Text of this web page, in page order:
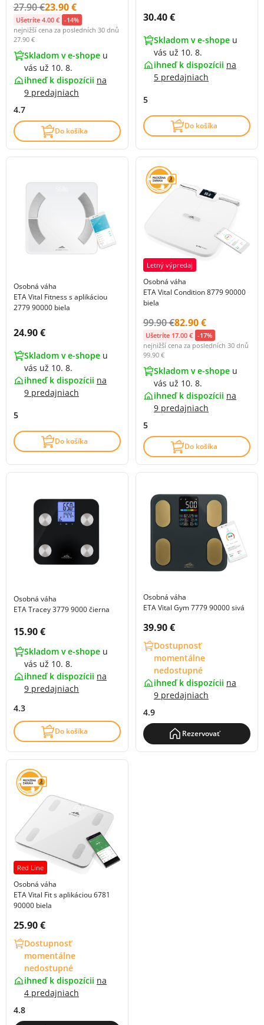
Původní cena s DPH:
27.90 €Cena s DPH:
23.90 €
Ušetríte 4.00 € -14%
nejnižší cena za posledních 30 dnů
27.90 €
Skladom v e-shope u
vás už 10. 8.
ihneď k dispozícii na
9 predajniach
4.7
Do košíka
Cena s DPH:
30.40 €
Skladom v e-shope u
vás už 10. 8.
ihneď k dispozícii na
5 predajniach
5
Do košíka
Osobná váha
ETA Vital Fitness s aplikáciou
2779 90000 biela
Cena s DPH:
24.90 €
Skladom v e-shope u
vás už 10. 8.
ihneď k dispozícii na
9 predajniach
5
Do košíka
Letný výpredaj
Osobná váha
ETA Vital Condition 8779 90000
biela
Původní cena s DPH:
99.90 €Cena s DPH:
82.90 €
Ušetríte 17.00 € -17%
nejnižší cena za posledních 30 dnů
99.90 €
Skladom v e-shope u
vás už 10. 8.
ihneď k dispozícii na
9 predajniach
5
Do košíka
Osobná váha
ETA Tracey 3779 9000 čierna
Cena s DPH:
15.90 €
Skladom v e-shope u
vás už 10. 8.
ihneď k dispozícii na
9 predajniach
4.3
Do košíka
Osobná váha
ETA Vital Gym 7779 90000 sivá
Cena s DPH:
39.90 €
Dostupnosť
momentálne
nedostupné
ihneď k dispozícii na
9 predajniach
4.9
Rezervovať
Red Line
Osobná váha
ETA Vital Fit s aplikáciou 6781
90000 biela
Cena s DPH:
25.90 €
Dostupnosť
momentálne
nedostupné
ihneď k dispozícii na
4 predajniach
4.8